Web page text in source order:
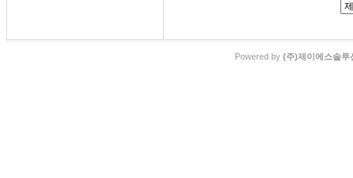
Powered by (주)제이에스솔루